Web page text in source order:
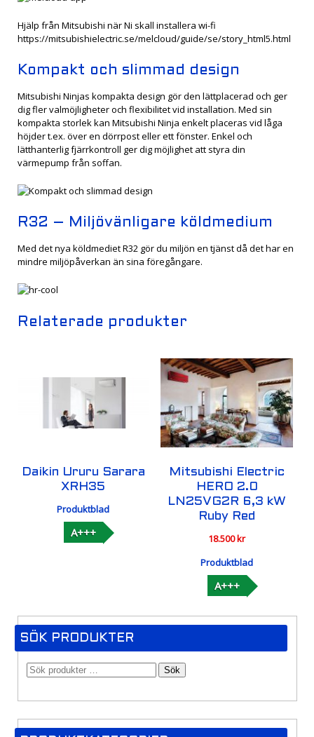
Hjälp från Mitsubishi när Ni skall installera wi-fi
https://mitsubishielectric.se/melcloud/guide/se/story_html5.html
Kompakt och slimmad design
Mitsubishi Ninjas kompakta design gör den lättplacerad och ger
dig fler valmöjligheter och flexibilitet vid installation. Med sin
kompakta storlek kan Mitsubishi Ninja enkelt placeras vid låga
höjder t.ex. över en dörrpost eller ett fönster. Enkel och
lätthanterlig fjärrkontroll ger dig möjlighet att styra din
värmepump från soffan.
R32 – Miljövänligare köldmedium
Med det nya köldmediet R32 gör du miljön en tjänst då det har en
mindre miljöpåverkan än sina föregångare.
Relaterade produkter
Daikin Ururu Sarara
XRH35
Produktblad
A+++
Mitsubishi Electric
HERO 2.0
LN25VG2R 6,3 kW
Ruby Red
18.500kr
Produktblad
A+++
SÖK PRODUKTER
Sök